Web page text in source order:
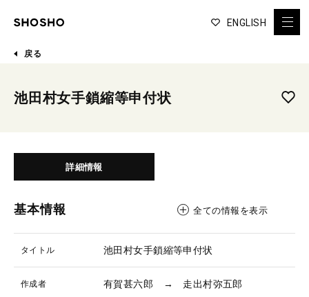
ENGLISH
戻る
池田村女手鎖縮等申付状
詳細情報
基本情報 全ての情報を表示
タイトル 池田村女手鎖縮等申付状
作成者 有賀甚六郎 → 走出村弥五郎